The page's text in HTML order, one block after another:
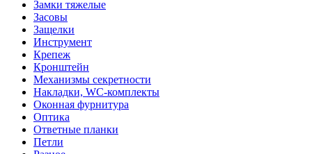
Замки тяжелые
Засовы
Защелки
Инструмент
Крепеж
Кронштейн
Механизмы секретности
Накладки, WC-комплекты
Оконная фурнитура
Оптика
Ответные планки
Петли